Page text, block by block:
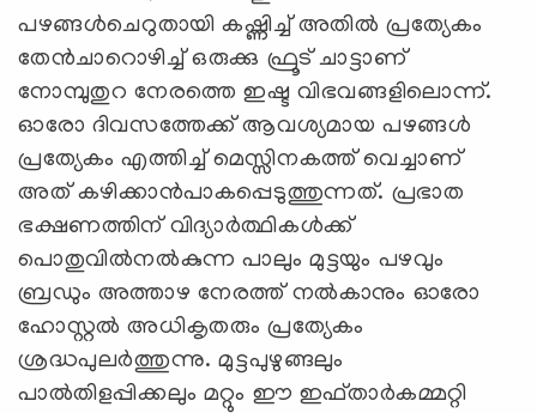
പഴങ്ങള്‍ചെറുതായി കഷ്ണിച്ച് അതില്‍ പ്രത്യേകം
തേന്‍ചാറൊഴിച്ച് ഒരുക്കു ഫ്രൂട് ചാട്ടാണ്
നോമ്പുതുറ നേരത്തെ ഇഷ്ട വിഭവങ്ങളിലൊന്ന്.
ഓരോ ദിവസത്തേക്ക് ആവശ്യമായ പഴങ്ങള്‍
പ്രത്യേകം എത്തിച്ച് മെസ്സിനകത്ത് വെച്ചാണ്
അത് കഴിക്കാന്‍പാകപ്പെടുത്തുന്നത്. പ്രഭാത
ഭക്ഷണത്തിന് വിദ്യാര്‍ത്ഥികള്‍ക്ക്
പൊതുവില്‍നല്‍കുന്ന പാലും മുട്ടയും പഴവും
ബ്രഡും അത്താഴ നേരത്ത് നല്‍കാനും ഓരോ
ഹോസ്റ്റല്‍ അധികൃതരും പ്രത്യേകം
ശ്രദ്ധപുലര്‍ത്തുന്നു. മുട്ടപുഴുങ്ങലും
പാല്‍തിളപ്പിക്കലും മറ്റും ഈ ഇഫ്താര്‍കമ്മറ്റി